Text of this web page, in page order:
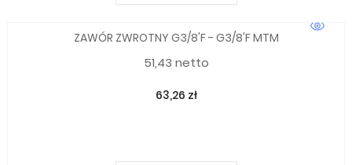
ZAWÓR ZWROTNY G3/8'F - G3/8'F MTM
51,43 netto
63,26 zł